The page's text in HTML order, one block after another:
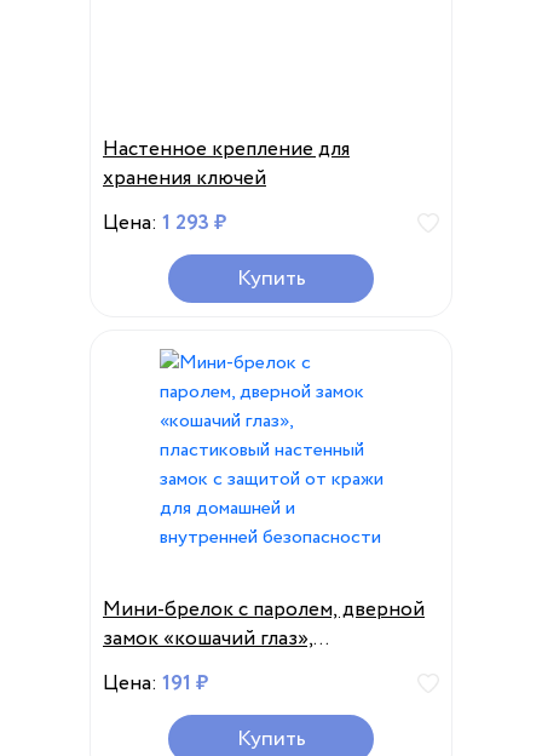
Настенное крепление для
хранения ключей
Цена: 1 293 ₽
Купить
Мини-брелок с паролем, дверной
замок «кошачий глаз»,
пластиковый настенный замок с
защитой от кражи для домашней и
внутренней безопасности
Цена: 191 ₽
Купить